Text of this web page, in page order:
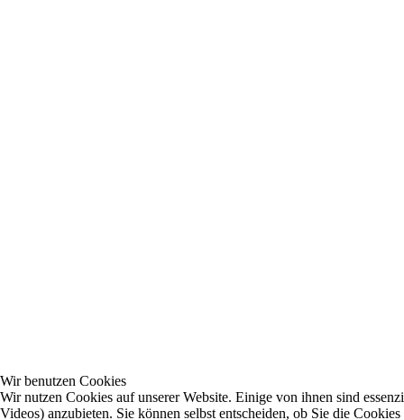
Wir benutzen Cookies
Wir nutzen Cookies auf unserer Website. Einige von ihnen sind
Videos) anzubieten. Sie können selbst entscheiden, ob Sie die